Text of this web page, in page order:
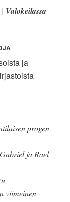
| Valokeilassa
ja
progen
ja Rael
viimeinen